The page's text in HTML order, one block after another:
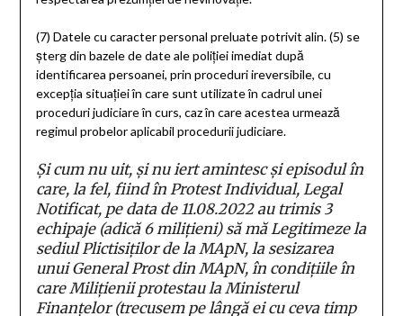
(7) Datele cu caracter personal preluate potrivit alin. (5) se
șterg din bazele de date ale poliției imediat după
identificarea persoanei, prin proceduri ireversibile, cu
excepția situației în care sunt utilizate în cadrul unei
proceduri judiciare în curs, caz în care acestea urmează
regimul probelor aplicabil procedurii judiciare.
Și cum nu uit, și nu iert amintesc și episodul în
care, la fel, fiind în Protest Individual, Legal
Notificat, pe data de 11.08.2022 au trimis 3
echipaje (adică 6 milițieni) să mă Legitimeze la
sediul Plictisiților de la MApN, la sesizarea
unui General Prost din MApN, în condițiile în
care Milițienii protestau la Ministerul
Finanțelor (trecusem pe lângă ei cu ceva timp